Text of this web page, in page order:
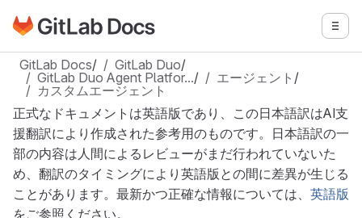
メインコンテンツにスキップ
GitLabドキュメントのホームページに移動 メニ
GitLab Docs/ GitLab Duo/
GitLab Duo Agent Platfor…/ エージェント /
カスタムエージェント
正式なドキュメントは英語版であり、この日本語訳はAI支
援翻訳により作成された参考用のものです。日本語訳の一
部の内容は人間によるレビューがまだ行われていないた
め、翻訳のタイミングにより英語版との間に差異が生じる
ことがあります。最新かつ正確な情報については、 英語版
をご参照ください。